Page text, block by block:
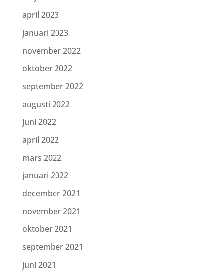
april 2023
januari 2023
november 2022
oktober 2022
september 2022
augusti 2022
juni 2022
april 2022
mars 2022
januari 2022
december 2021
november 2021
oktober 2021
september 2021
juni 2021